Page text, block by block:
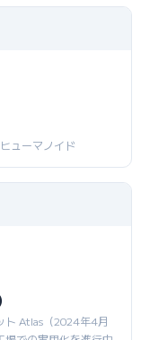
ューマノイド
ト Atlas（2024年4月